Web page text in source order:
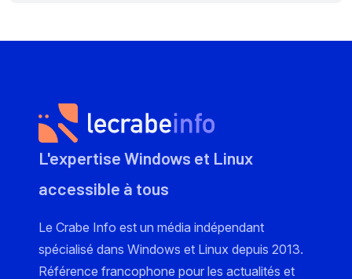
L'expertise Windows et Linux
accessible à tous
Le Crabe Info est un média indépendant
spécialisé dans Windows et Linux depuis 2013.
Référence francophone pour les actualités et